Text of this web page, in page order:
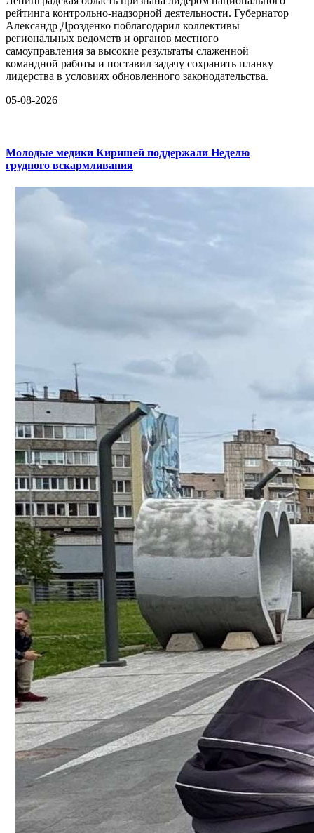
рейтинга контрольно-надзорной деятельности. Губернатор
Александр Дрозденко поблагодарил коллективы
региональных ведомств и органов местного
самоуправления за высокие результаты слаженной
командной работы и поставил задачу сохранить планку
лидерства в условиях обновленного законодательства.
05-08-2026
Молодые медики Киришей поддержали Неделю
грудного вскармливания